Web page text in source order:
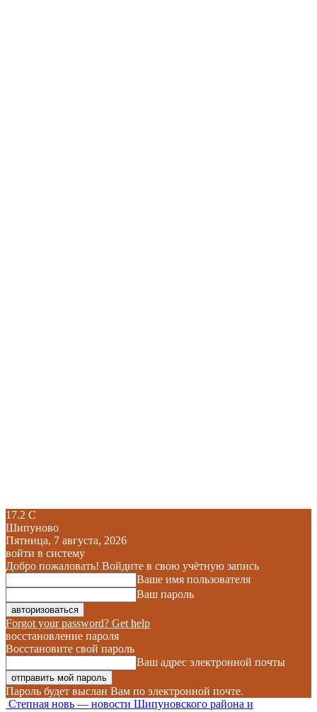
17.2 C
Шипуново
Пятница, 7 августа, 2026
войти в систему
Добро пожаловать! Войдите в свою учётную запись
Ваше имя пользователя
Ваш пароль
Forgot your password? Get help
восстановление пароля
Восстановите свой пароль
Ваш адрес электронной почты
Пароль будет выслан Вам по электронной почте.
Степная новь — новости Шипуновского района и